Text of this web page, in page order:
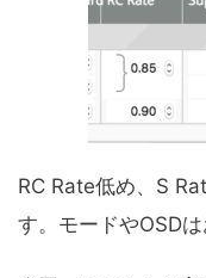
RC Rate低め、S
す。モードやOSD